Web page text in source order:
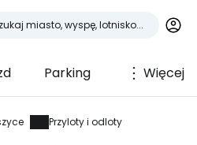
Parking Więcej
Przyloty i odloty
do